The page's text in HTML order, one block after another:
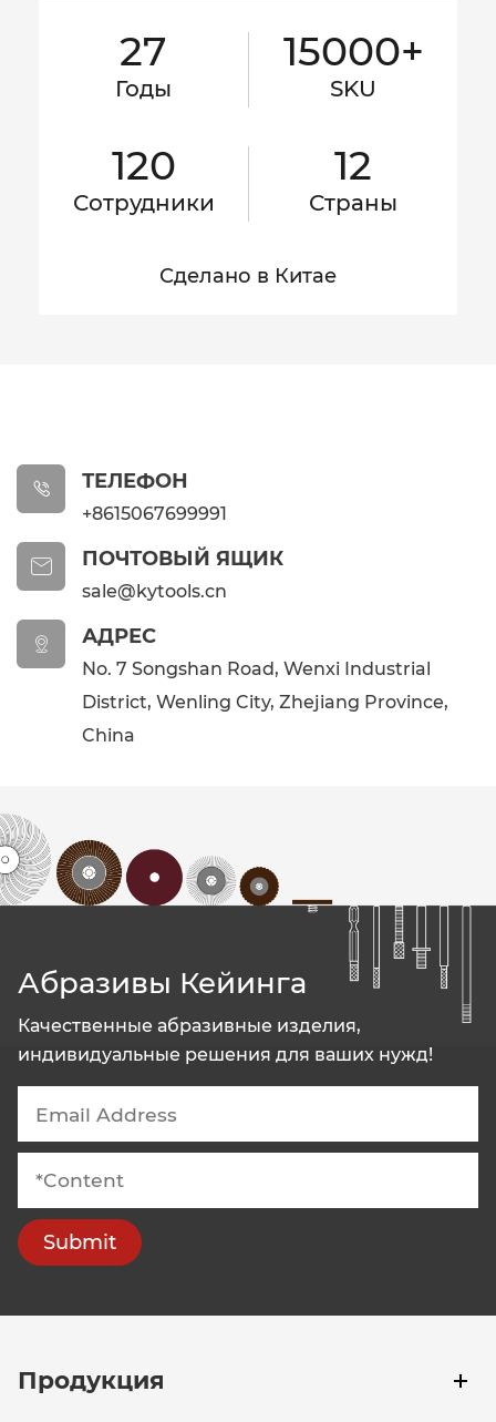
27
Годы
15000+
SKU
120
Сотрудники
12
Страны
Сделано в Китае
 ТЕЛЕФОН
+8615067699991
 ПОЧТОВЫЙ ЯЩИК
sale@kytools.cn
 АДРЕС
No. 7 Songshan Road, Wenxi Industrial
District, Wenling City, Zhejiang Province,
China
Абразивы Кейинга
Качественные абразивные изделия,
индивидуальные решения для ваших нужд!
Submit
Продукция